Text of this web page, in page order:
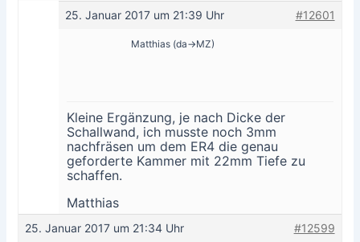
25. Januar 2017 um 21:39 Uhr #12601
Matthias (da->MZ)
Kleine Ergänzung, je nach Dicke der
Schallwand, ich musste noch 3mm
nachfräsen um dem ER4 die genau
geforderte Kammer mit 22mm Tiefe zu
schaffen.
Matthias
25. Januar 2017 um 21:34 Uhr #12599